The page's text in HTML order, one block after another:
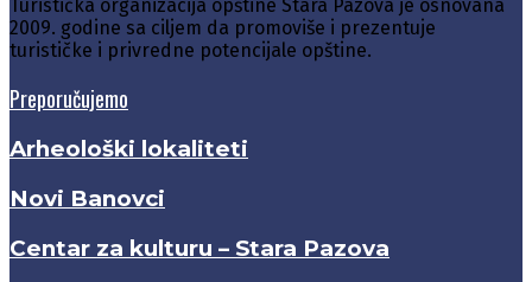
Turistička organizacija opštine Stara Pazova je osnovana
2009. godine sa ciljem da promoviše i prezentuje
turističke i privredne potencijale opštine.
Preporučujemo
Arheološki lokaliteti
Novi Banovci
Centar za kulturu – Stara Pazova